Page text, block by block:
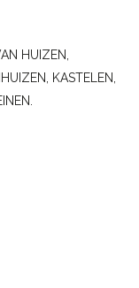
HUIZEN,
KASTELEN,